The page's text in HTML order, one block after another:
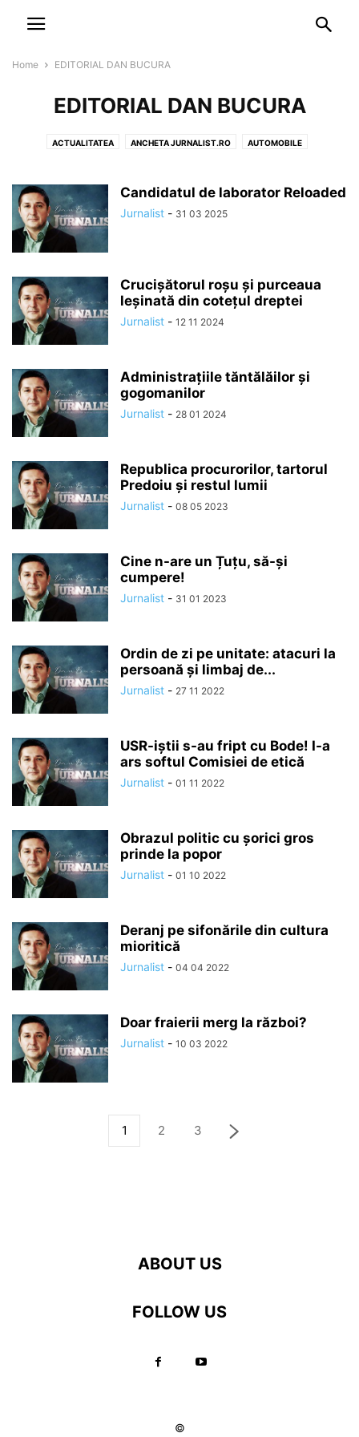
Home EDITORIAL DAN BUCURA
EDITORIAL DAN BUCURA
ACTUALITATEA ANCHETA JURNALIST.RO AUTOMOBILE
EDITORIAL DAN BUCURA
EVENIMENTE
JUDECATA MINIȘTRILOR
PRESS RELEASE
Candidatul de laborator Reloaded
Jurnalist - 31 03 2025
Crucișătorul roșu și purceaua
leșinată din cotețul dreptei
Jurnalist - 12 11 2024
Administrațiile tăntălăilor și
gogomanilor
Jurnalist - 28 01 2024
Republica procurorilor, tartorul
Predoiu și restul lumii
Jurnalist - 08 05 2023
Cine n-are un Țuțu, să-și
cumpere!
Jurnalist - 31 01 2023
Ordin de zi pe unitate: atacuri la
persoană și limbaj de...
Jurnalist - 27 11 2022
USR-iștii s-au fript cu Bode! I-a
ars softul Comisiei de etică
Jurnalist - 01 11 2022
Obrazul politic cu șorici gros
prinde la popor
Jurnalist - 01 10 2022
Deranj pe sifonările din cultura
mioritică
Jurnalist - 04 04 2022
Doar fraierii merg la război?
Jurnalist - 10 03 2022
1 2 3
ABOUT US
FOLLOW US
©